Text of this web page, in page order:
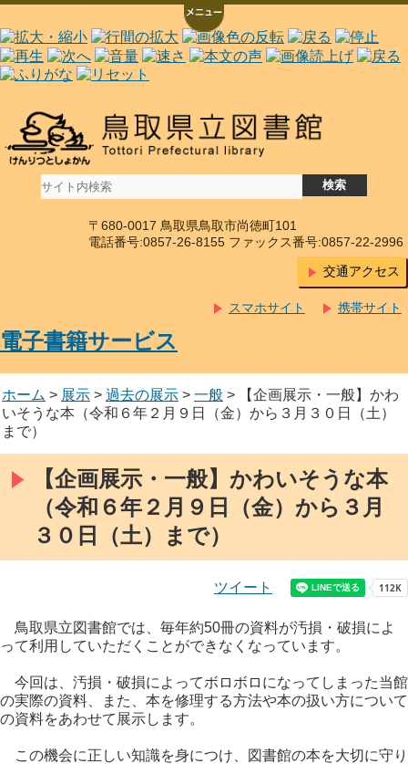
〒680-0017 鳥取県鳥取市尚徳町101
電話番号:0857-26-8155 ファックス番号:0857-22-2996
交通アクセス
携帯サイト
スマホサイト
電子書籍サービス
ホーム > 展示 > 過去の展示 > 一般 > 【企画展示・一般】かわ
いそうな本（令和６年２月９日（金）から３月３０日（土）
まで）
【企画展示・一般】かわいそうな本
（令和６年２月９日（金）から３月
３０日（土）まで）
ツイート
鳥取県立図書館では、毎年約50冊の資料が汚損・破損によ
って利用していただくことができなくなっています。
今回は、汚損・破損によってボロボロになってしまった当館
の実際の資料、また、本を修理する方法や本の扱い方について
の資料をあわせて展示します。
この機会に正しい知識を身につけ、図書館の本を大切に守り